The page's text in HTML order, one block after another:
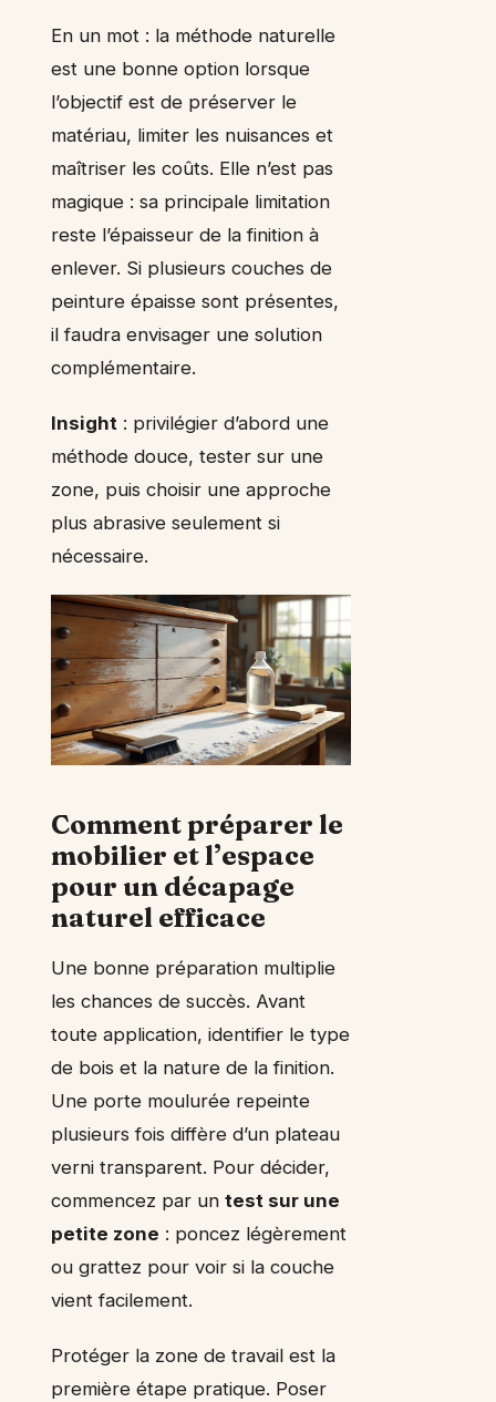
En un mot : la méthode naturelle
est une bonne option lorsque
l’objectif est de préserver le
matériau, limiter les nuisances et
maîtriser les coûts. Elle n’est pas
magique : sa principale limitation
reste l’épaisseur de la finition à
enlever. Si plusieurs couches de
peinture épaisse sont présentes,
il faudra envisager une solution
complémentaire.
Insight : privilégier d’abord une
méthode douce, tester sur une
zone, puis choisir une approche
plus abrasive seulement si
nécessaire.
Comment préparer le
mobilier et l’espace
pour un décapage
naturel efficace
Une bonne préparation multiplie
les chances de succès. Avant
toute application, identifier le type
de bois et la nature de la finition.
Une porte moulurée repeinte
plusieurs fois diffère d’un plateau
verni transparent. Pour décider,
commencez par un test sur une
petite zone : poncez légèrement
ou grattez pour voir si la couche
vient facilement.
Protéger la zone de travail est la
première étape pratique. Poser